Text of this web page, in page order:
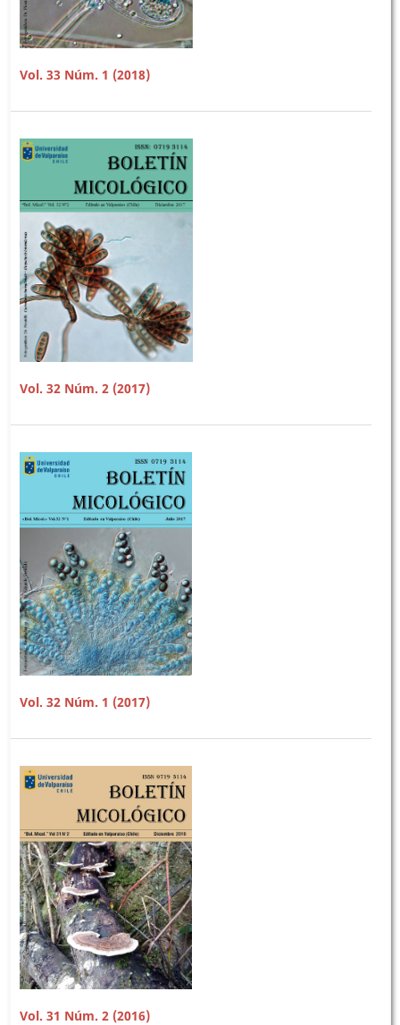
Vol. 33 Núm. 1 (2018)
Vol. 32 Núm. 2 (2017)
Vol. 32 Núm. 1 (2017)
Vol. 31 Núm. 2 (2016)